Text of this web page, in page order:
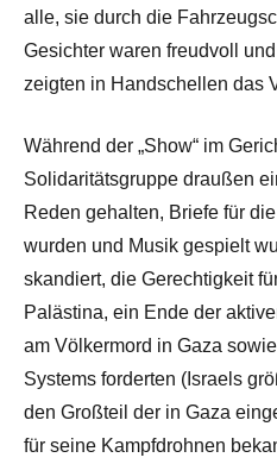
alle, sie durch die
Gesichter waren freudvoll
zeigten in Handschellen das
Während der „Show“ im
Solidaritätsgruppe draußen
Reden gehalten, Briefe für
wurden und Musik gespielt
skandiert, die Gerechtigkeit
Palästina, ein Ende der
am Völkermord in Gaza
Systems forderten (Israels
den Großteil der in Gaza
für seine Kampfdrohnen